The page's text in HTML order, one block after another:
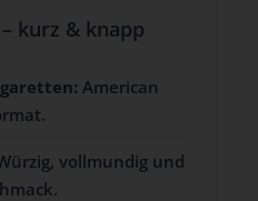
kurz & knapp
American
vollmundig und